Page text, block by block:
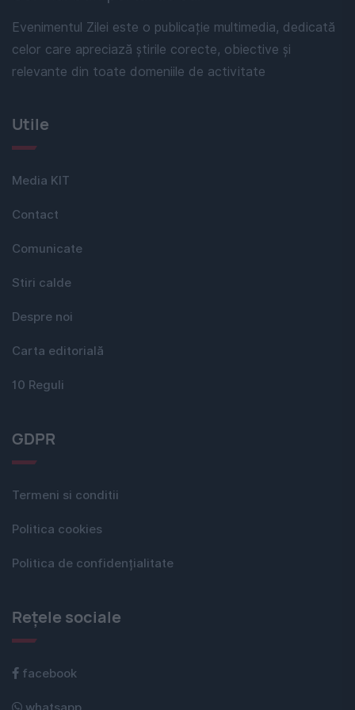
Evenimentul Zilei este o publicație multimedia, dedicată
celor care apreciază știrile corecte, obiective și
relevante din toate domeniile de activitate
Utile
Media KIT
Contact
Comunicate
Stiri calde
Despre noi
Carta editorială
10 Reguli
GDPR
Termeni si conditii
Politica cookies
Politica de confidențialitate
Rețele sociale
facebook